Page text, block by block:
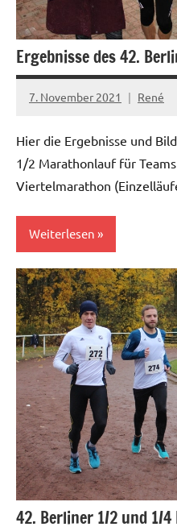
Ergebnisse des 42.
7. November 2021 René
Hier die Ergebnisse und
1/2 Marathonlauf für
Viertelmarathon
Weiterlesen
News
42. Berliner 1/2 und 1/4